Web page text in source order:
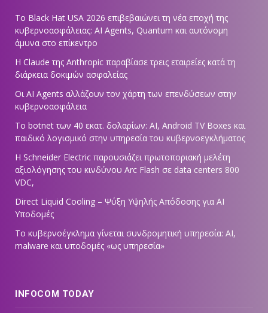
Το Black Hat USA 2026 επιβεβαιώνει τη νέα εποχή της
κυβερνοασφάλειας: AI Agents, Quantum και αυτόνομη
άμυνα στο επίκεντρο
Η Claude της Anthropic παραβίασε τρεις εταιρείες κατά τη
διάρκεια δοκιμών ασφαλείας
Οι AI Agents αλλάζουν τον χάρτη των επενδύσεων στην
κυβερνοασφάλεια
Το botnet των 40 εκατ. δολαρίων: AI, Android TV Boxes και
παιδικό λογισμικό στην υπηρεσία του κυβερνοεγκλήματος
Η Schneider Electric παρουσιάζει πρωτοποριακή μελέτη
αξιολόγησης του κινδύνου Arc Flash σε data centers 800
VDC,
Direct Liquid Cooling – Ψύξη Υψηλής Απόδοσης για AI
Υποδομές
Το κυβερνοέγκλημα γίνεται συνδρομητική υπηρεσία: AI,
malware και υποδομές «ως υπηρεσία»
INFOCOM TODAY